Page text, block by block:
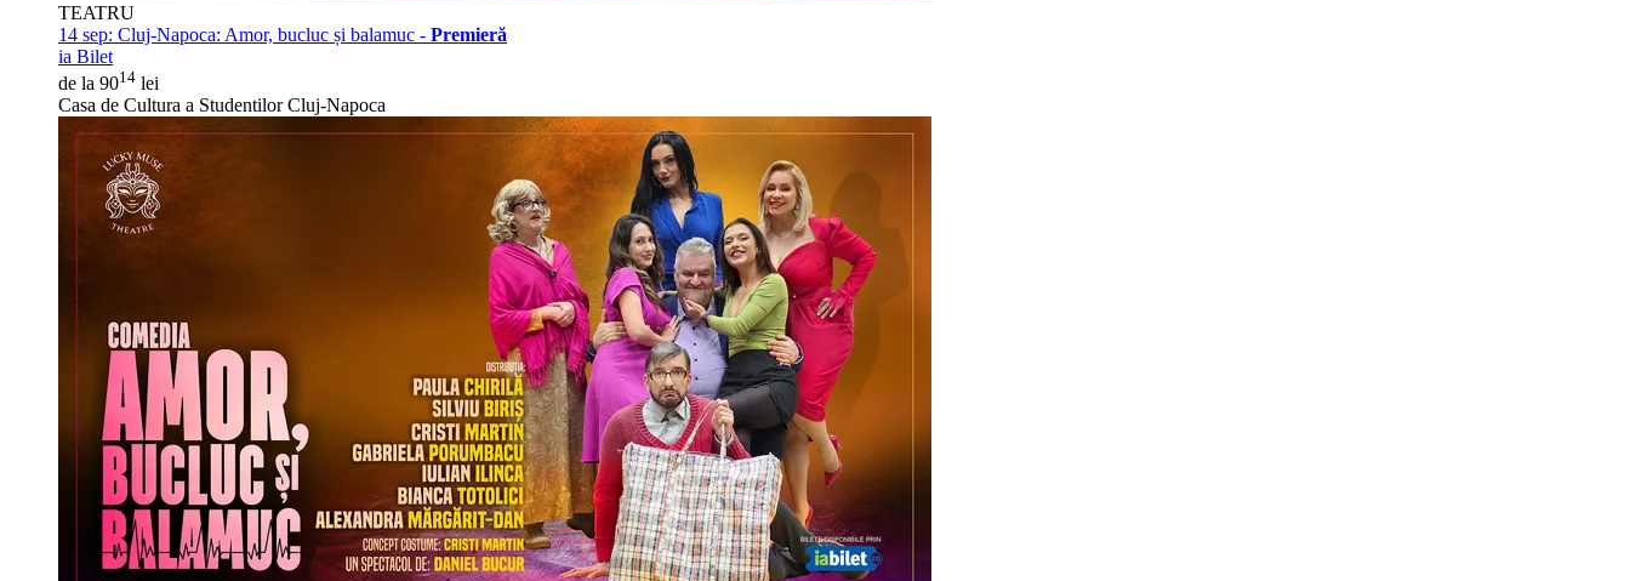
TEATRU
14 sep: Cluj-Napoca: Amor, bucluc și balamuc - Premieră
ia Bilet
de la 9014 lei
Casa de Cultura a Studentilor Cluj-Napoca